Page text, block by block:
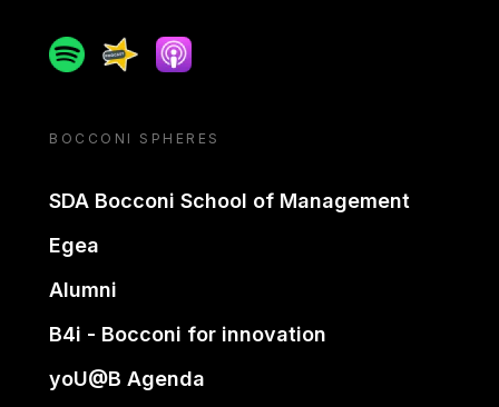
SpotifySpreakerApple podcast
BOCCONI SPHERES
SDA Bocconi School of Management
Egea
Alumni
B4i - Bocconi for innovation
yoU@B Agenda